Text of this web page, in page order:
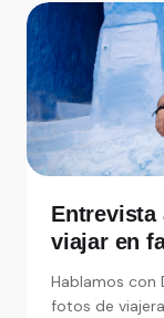
Entrevista
viajar en
Hablamos con
fotos de